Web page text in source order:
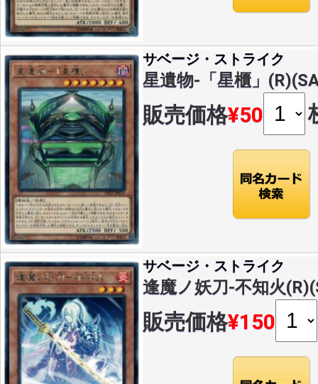
サベージ・ストライク
星遺物-「星櫃」
販売価格¥50
サベージ・ストライク
逢魔ノ妖刀-不知火
販売価格¥150